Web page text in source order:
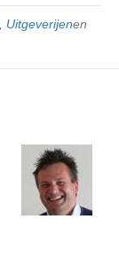
Uitgeverijenen